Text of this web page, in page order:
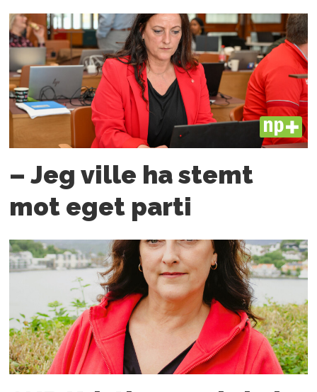
PLUS
– Jeg ville ha stemt
mot eget parti